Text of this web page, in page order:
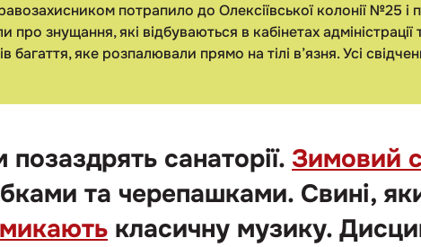
потрапило до Олексіївської колонії №25 і
знущання, які відбуваються в кабінетах
багаття, яке розпалювали прямо на тілі в’язня. Усі
санаторії. Зимовий
та черепашками. Свині,
класичну музику.